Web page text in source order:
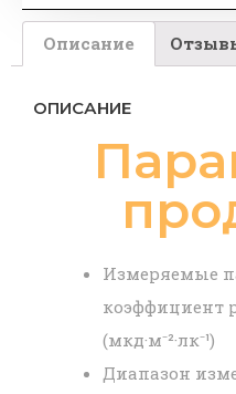
Описание
ОПИСАНИЕ
Измеряемые
коэффициент
(мкд·м⁻²·лк⁻¹)
Диапазон